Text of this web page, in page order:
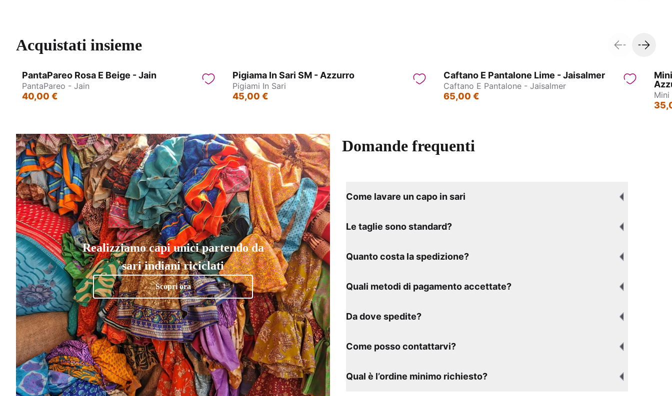
Acquistati insieme
PantaPareo Rosa E Beige - Jain
PantaPareo - Jain
40,00 €
Pigiama In Sari SM - Azzurro
Pigiami In Sari
45,00 €
Caftano E Pantalone Lime - Jaisalmer
Caftano E Pantalone - Jaisalmer
65,00 €
Realizziamo capi unici partendo da
sari indiani riciclati
Scopri ora
Domande frequenti
Come lavare un capo in sari
Le taglie sono standard?
Quanto costa la spedizione?
Quali metodi di pagamento accettate?
Da dove spedite?
Come posso contattarvi?
Qual è l’ordine minimo richiesto?